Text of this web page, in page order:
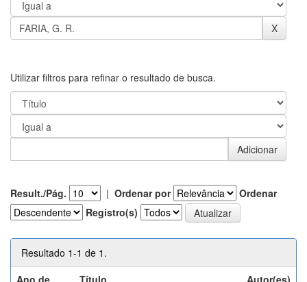
Utilizar filtros para refinar o resultado de busca.
Result./Pág. | Ordenar por
Ordenar
Registro(s)
Resultado 1-1 de 1.
Ano de
Título Autor(es)